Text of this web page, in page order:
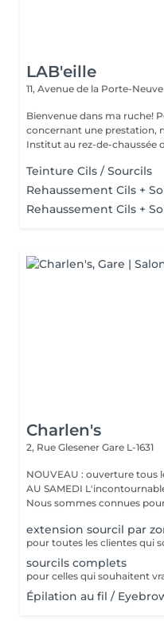
LAB'eille
11, Avenue de la Porte-Neuve
Bienvenue dans ma ruche!
concernant une prestation,
Institut au rez-de-chaussée
Teinture Cils / Sourcils
Rehaussement Cils +
Rehaussement Cils +
Charlen's
2, Rue Glesener Gare L-1631
NOUVEAU : ouverture tous
AU SAMEDI L'incontournable institut de beauté à Luxembourg.
Nous sommes connues
extension sourcil par
sourcils complets
pour celles qui souhaitent
Épilation au fil /